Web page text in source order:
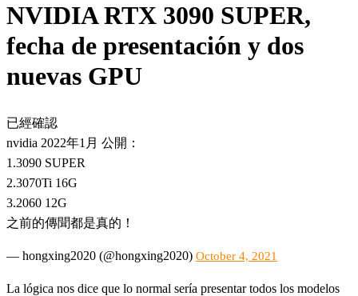
NVIDIA RTX 3090 SUPER,
fecha de presentación y dos
nuevas GPU
已經確認
nvidia 2022年1月 公開：
1.3090 SUPER
2.3070Ti 16G
3.2060 12G
之前的傳聞都是真的！
— hongxing2020 (@hongxing2020) October 4, 2021
La lógica nos dice que lo normal sería presentar todos los modelos